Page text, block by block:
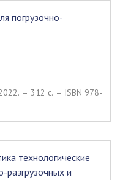
погрузочно-
– 312 c. – ISBN 978-
технологические
разгрузочных и